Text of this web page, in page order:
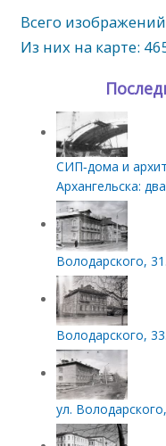
Всего
Из них на карте:
СИП‑дома и
Архангельска:
Володарского,
Володарского,
ул.